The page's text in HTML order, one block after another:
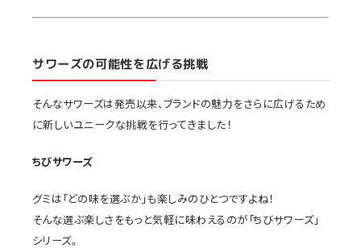
サワーズの可能性を広げる挑戦
そんなサワーズは発売以来、ブランドの魅力をさらに広げるため
に新しいユニークな挑戦を行ってきました！
ちびサワーズ
グミは「どの味を選ぶか」も楽しみのひとつですよね！
そんな選ぶ楽しさをもっと気軽に味わえるのが「ちびサワーズ」
シリーズ。